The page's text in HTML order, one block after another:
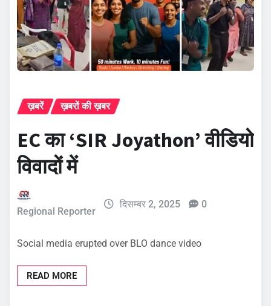
ख़बरें ख़बरों की ख़बर
EC का ‘SIR Joyathon’ वीडियो
विवादों में
Regional Reporter
दिसम्बर 2, 2025 0
Social media erupted over BLO dance video
READ MORE